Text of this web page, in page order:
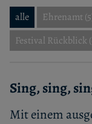
Sing, sing,
Mit einem
alle Ehrenamt
Festival Rückblick